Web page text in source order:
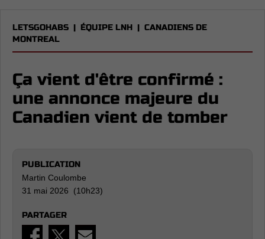
LETSGOHABS | ÉQUIPE LNH | CANADIENS DE
MONTREAL
Ça vient d'être confirmé :
une annonce majeure du
Canadien vient de tomber
PUBLICATION
Martin Coulombe
31 mai 2026 (10h23)
PARTAGER